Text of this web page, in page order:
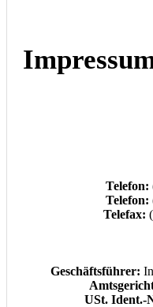
Telefon:
Telefon:
Telefax:
Geschäftsführer:
USt. Ident.-